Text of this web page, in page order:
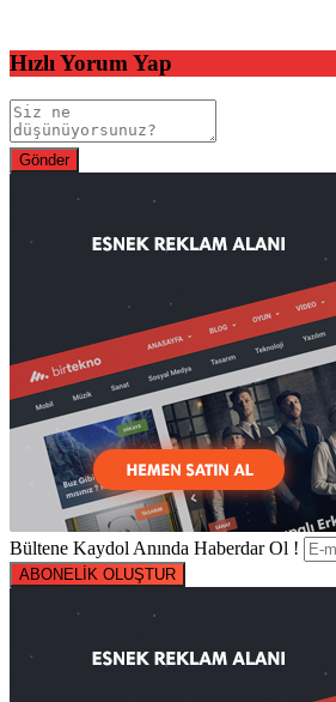
Hızlı Yorum Yap
Bültene Kaydol Anında Haberdar Ol !
ABONELİK OLUŞTUR